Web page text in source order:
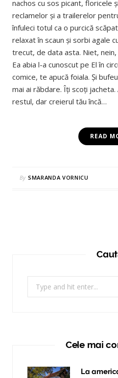
nachos cu sos picant, floricele
reclamelor şi a trailerelor
înfuleci totul ca o purcică
relaxat în scaun şi sorbi agale
trecut, de data asta. Niet, nein,
Ea abia l-a cunoscut pe El în
comice, te apucă foiala. Şi
mai ai răbdare. Îţi scoţi
restul, dar creierul tău încă…
READ
By SMARANDA VORNICU
for:
Cele mai
La